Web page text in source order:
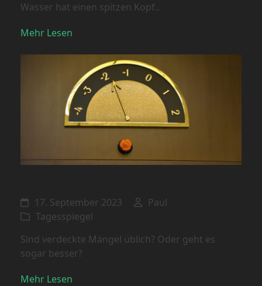
Wasser hat einen spitzen Kopf..
Mehr Lesen
17. September 2023
Paul
Tagesspiegel
Sind verdeckte Mängel üblich? Oder geht es
sogar besser?
Mehr Lesen